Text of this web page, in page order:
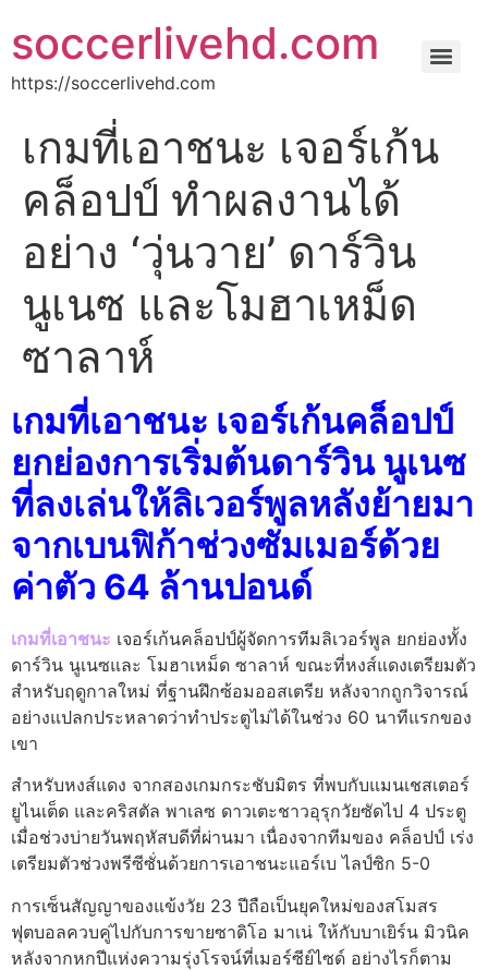
soccerlivehd.com
https://soccerlivehd.com
เกมที่เอาชนะ เจอร์เก้น
คล็อปป์ ทําผลงานได้
อย่าง ‘วุ่นวาย’ ดาร์วิน
นูเนซ และโมฮาเหม็ด
ซาลาห์
เกมที่เอาชนะ เจอร์เก้นคล็อปป์
ยกย่องการเริ่มต้นดาร์วิน นูเนซ
ที่ลงเล่นให้ลิเวอร์พูลหลังย้ายมา
จากเบนฟิก้าช่วงซัมเมอร์ด้วย
ค่าตัว 64 ล้านปอนด์
เกมที่เอาชนะ เจอร์เก้นคล็อปป์ผู้จัดการทีมลิเวอร์พูล ยกย่องทั้ง
ดาร์วิน นูเนซและ โมฮาเหม็ด ซาลาห์ ขณะที่หงส์แดงเตรียมตัว
สําหรับฤดูกาลใหม่ ที่ฐานฝึกซ้อมออสเตรีย หลังจากถูกวิจารณ์
อย่างแปลกประหลาดว่าทําประตูไม่ได้ในช่วง 60 นาทีแรกของ
เขา
สําหรับหงส์แดง จากสองเกมกระชับมิตร ที่พบกับแมนเชสเตอร์
ยูไนเต็ด และคริสตัล พาเลซ ดาวเตะชาวอุรุกวัยซัดไป 4 ประตู
เมื่อช่วงบ่ายวันพฤหัสบดีที่ผ่านมา เนื่องจากทีมของ คล็อปป์ เร่ง
เตรียมตัวช่วงพรีซีซั่นด้วยการเอาชนะแอร์เบ ไลป์ซิก 5-0
การเซ็นสัญญาของแข้งวัย 23 ปีถือเป็นยุคใหม่ของสโมสร
ฟุตบอลควบคู่ไปกับการขายซาดิโอ มาเน่ ให้กับบาเยิร์น มิวนิค
หลังจากหกปีแห่งความรุ่งโรจน์ที่เมอร์ซีย์ไซด์ อย่างไรก็ตาม